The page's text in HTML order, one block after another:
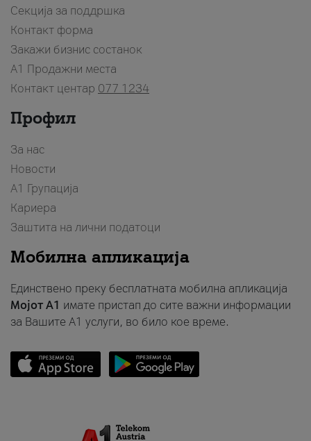
Секција за поддршка
Контакт форма
Закажи бизнис состанок
A1 Продажни места
Контакт центар 077 1234
Профил
За нас
Новости
А1 Групација
Кариера
Заштита на лични податоци
Мобилна апликација
Единствено преку бесплатната мобилна апликација
Мојот A1 имате пристап до сите важни информации
за Вашите A1 услуги, во било кое време.